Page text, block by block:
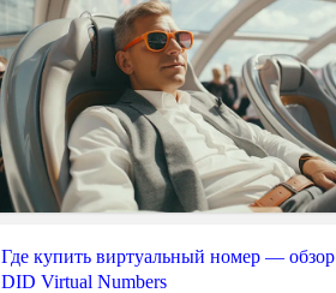
Где купить виртуальный номер — обзор
DID Virtual Numbers